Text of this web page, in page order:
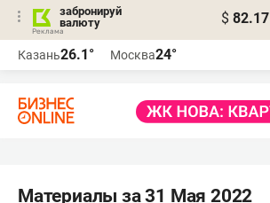
забронируй
валюту
$ 82.17
Казань26.1° Москва24°
Материалы за 31 Мая 2022